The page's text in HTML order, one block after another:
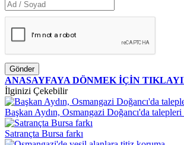
Gönder
ANASAYFAYA DÖNMEK İÇİN
İlginizi Çekebilir
Başkan Aydın, Osmangazi Doğancı'da
Satrançta Bursa farkı